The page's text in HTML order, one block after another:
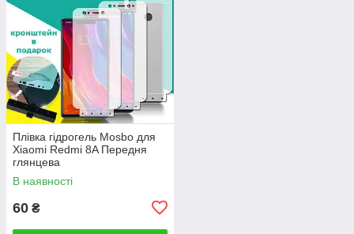
Плівка гідрогель Mosbo для
Xiaomi Redmi 8A Передня
глянцева
В наявності
60 ₴